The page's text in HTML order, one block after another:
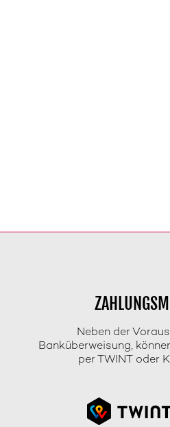
Neben der
Banküberweisung,
per TWINT oder